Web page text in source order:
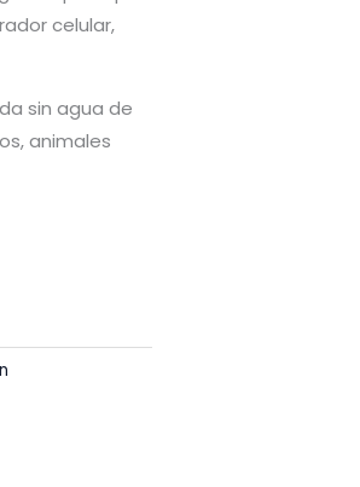
celular,
sin agua de
animales